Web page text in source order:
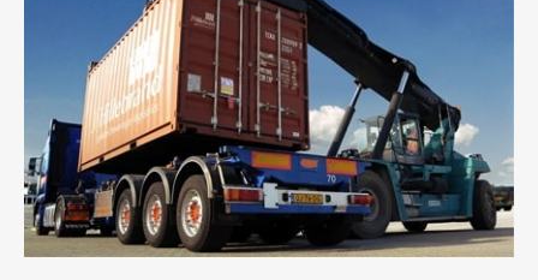
Еврофура Тент от 5 до 10 тонн
грузоподъемность
от 10 000 руб. Возможен догруз
- Доставка фурой до 20 т возможна для больших
объемов грузов, упакованных в коробки, мешки,
паллеты и россыпью в самые отдаленные места
России с гарантией полной сохранности.
- Тайгер Логистик предоставляет услуги по
грузоперевозкам для физических и юридических лиц